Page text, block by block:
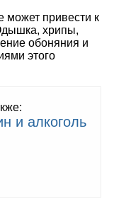
может привести к
хрипы,
обоняния и
этого
и алкоголь